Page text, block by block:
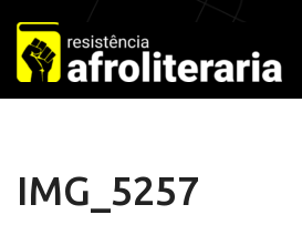
Pular
para
o
conteúdo
IMG_5257